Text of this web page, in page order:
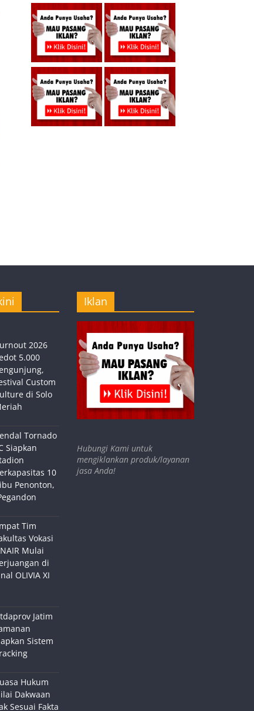
2026
5.000
Custom
di Solo
Tornado
Siapkan
10
Penonton,
Tim
Vokasi
Mulai
di
OLIVIA XI
Jatim
Sistem
Hukum
Dakwaan
Sesuai Fakta
Iklan
Hubungi Kami untuk
mengiklankan produk/layanan
jasa Anda!